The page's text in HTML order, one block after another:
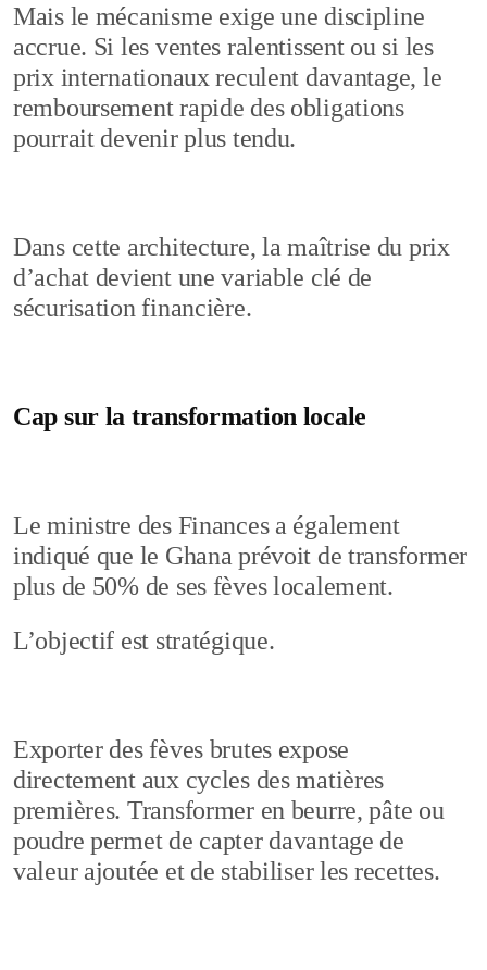
Mais le mécanisme exige une discipline
accrue. Si les ventes ralentissent ou si les
prix internationaux reculent davantage, le
remboursement rapide des obligations
pourrait devenir plus tendu.
Dans cette architecture, la maîtrise du prix
d’achat devient une variable clé de
sécurisation financière.
Cap sur la transformation locale
Le ministre des Finances a également
indiqué que le Ghana prévoit de transformer
plus de 50% de ses fèves localement.
L’objectif est stratégique.
Exporter des fèves brutes expose
directement aux cycles des matières
premières. Transformer en beurre, pâte ou
poudre permet de capter davantage de
valeur ajoutée et de stabiliser les recettes.